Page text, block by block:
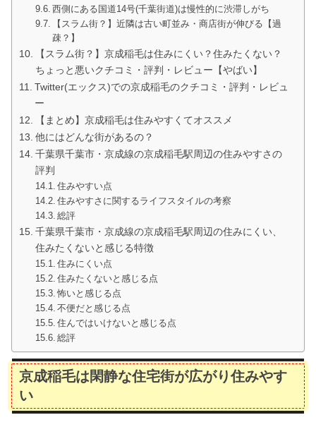
西側にある国道14号(千葉街道)は慢性的に渋滞しがち
【スラム街？】近隣は古い町並み・商店街が伸びる【過
疎？】
【スラム街？】京成稲毛は住みにくい？住みたくない？
ちょっと悪いクチコミ・評判・レビュー【やばい】
Twitter(エックス)での京成稲毛のクチコミ・評判・レビュ
ー
【まとめ】京成稲毛は住みやすくてオススメ
他にはどんな街があるの？
千葉県千葉市・京成線の京成稲毛駅周辺の住みやすさの
評判
住みやすい点
住みやすさに関するライフスタイルの考察
総評
千葉県千葉市・京成線の京成稲毛駅周辺の住みにくい、
住みたくないと感じる特徴
住みにくい点
住みたくないと感じる点
怖いと感じる点
不便だと感じる点
住んではいけないと感じる点
総評
京成稲毛は閑静な住宅街が広がり住みやす
い